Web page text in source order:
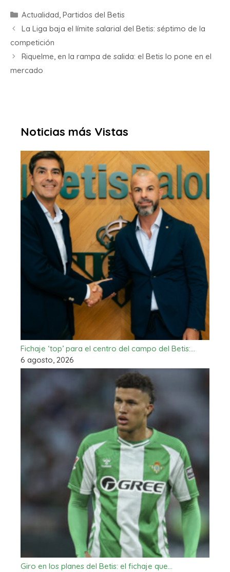
Actualidad, Partidos del Betis
La Liga baja el límite salarial del Betis: séptimo de la
competición
Riquelme, en la rampa de salida: el Betis lo pone en el
mercado
Noticias más Vistas
Fichaje ‘top’ para el centro del campo del Betis:…
6 agosto, 2026
Giro en los planes del Betis: el fichaje que…